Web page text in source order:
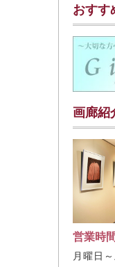
おすす
画廊紹
営業時間
月曜日